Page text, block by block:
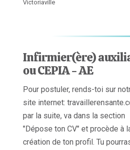
Victoriaville
Infirmier(ère)
ou CEPIA - AE
Pour postuler, rends-toi sur
site internet:
par la suite, va dans la section
"Dépose ton CV" et procède à
création de ton profil. Tu